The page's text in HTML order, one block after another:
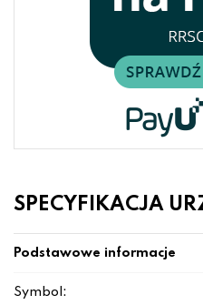
SPECYFIKACJA
Podstawowe informacje
Symbol: